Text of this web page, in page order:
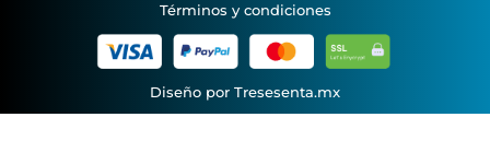
Términos y condiciones
Diseño por Tresesenta.mx